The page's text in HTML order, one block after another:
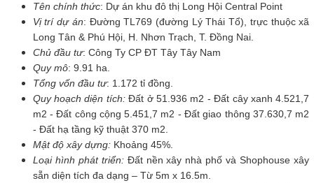
Tên chính thức: Dự án khu đô thị Long Hội Central Point
Vị trí dự án: Đường TL769 (đường Lý Thái Tổ), trực thuộc xã
Long Tân & Phú Hội, H. Nhơn Trạch, T. Đồng Nai.
Chủ đầu tư: Công Ty CP ĐT Tây Tây Nam
Quy mô: 9.91 ha.
Tổng vốn đầu tư: 1.172 tỉ đồng.
Quy hoạch diện tích:Đất ở 51.936 m2 - Đất cây xanh 4.521,7
m2 - Đất công cộng 5.451,7 m2 - Đất giao thông 37.630,7 m2
- Đất hạ tầng kỹ thuật 370 m2.
Mật độ xây dựng:Khoảng 45%.
Loại hình phát triển:Đất nền xây nhà phố và Shophouse xây
sẵn diện tích đa dạng – Từ 5m x 16.5m.